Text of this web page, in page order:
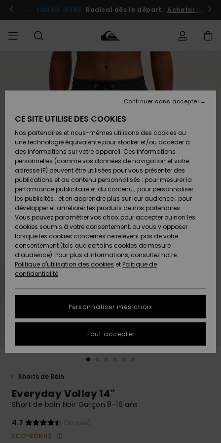
l'information
le
Se connecter / s'inscrire
YOUNG GUNS Radical dès le départ. Acheter
Vêtements
Chaussures
& Tongs
Surf
Snow
Nouveautés
A
Découvrir
Vêtements
Chaussures
& Tongs
Surf
Snow
Nouveautés
A
Découvrir
FEMME
Shop
A
Découvrir
Snow
SURF
Surf
Shop
Homme
Surf
Shop
Enfant
Highlights
Communauté
SNOW
Snow
Shop
Homme
Snow
Shop
Enfant
Snow
Shop
Femme
A
Découvrir
Communauté
OUTLET
Outlet
Homme
Enfant
Outlet
Femme
AIDE &
CONTACT
Accéder à
ma
commande
Retours
Paiement
Carte
Cadeau
Quiksilver
Freedom
Protection
des
tailles
conversation
plus rapide
à votre
question.
Démarrer
MAGASINS
QUIKSILVER
Shorts de Bain
Everyday Volley 14"
Short de bain Noir Garçon 8-16 ans
4.7
(32 Avis)
ECO-BONUS
CE SITE UTILISE DES COOKIES
Nos partenaires et nous-mêmes utilisons des cookies ou
une technologie équivalente pour stocker et/ou accéder à
des informations sur votre appareil. Ces informations
personnelles (comme vos données de navigation et votre
adresse IP) peuvent être utilisées pour vous présenter des
publications et du contenu personnalisés ; pour mesurer la
performance publicitaire et du contenu ; pour personnaliser
les publicités ; et en apprendre plus sur leur audience ; pour
développer et améliorer les produits de nos partenaires.
Vous pouvez paramétrer vos choix pour accepter ou non les
cookies soumis à votre consentement, ou vous y opposer
lorsque les cookies concernés ne relèvent pas de votre
consentement (tels que certains cookies de mesure
d’audience). Pour plus d'informations, consultez notre :
Politique d'utilisation des cookies et Politique de
confidentialité
Personnaliser mes choix
Continuer sans accepter
Tout accepter